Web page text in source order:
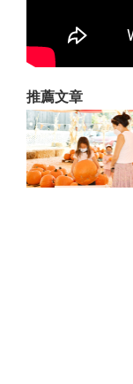
推薦文章